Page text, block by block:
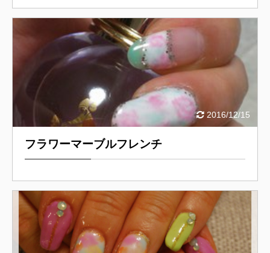
2016/12/15
フラワーマーブルフレンチ